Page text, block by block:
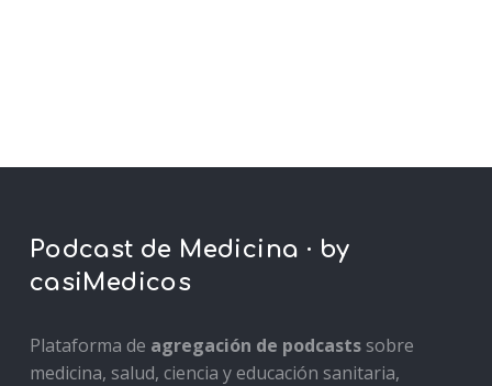
Podcast de Medicina · by
casiMedicos
Plataforma de agregación de podcastssobre
medicina, salud, ciencia y educación sanitaria,